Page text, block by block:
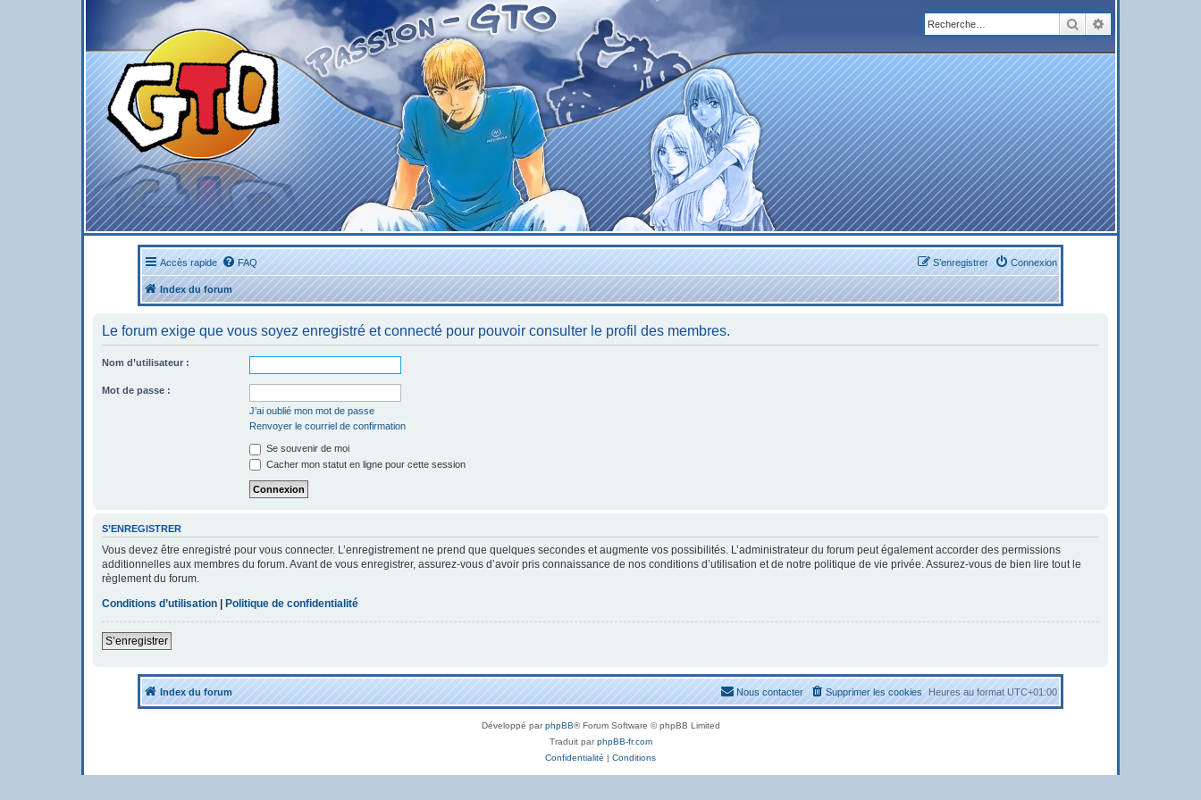
Rechercher
Accès rapide FAQ Connexion
S’enregistrer
Index du forum
Le forum exige que vous soyez enregistré et connecté pour pouvoir consulter le profil des membres.
Nom d’utilisateur :
Mot de passe :
J’ai oublié mon mot de passe
Renvoyer le courriel de confirmation
Se souvenir de moi
Cacher mon statut en ligne pour cette session
S’ENREGISTRER
Vous devez être enregistré pour vous connecter. L’enregistrement ne prend que quelques secondes et augmente vos possibilités. L’administrateur du forum peut également accorder des permissions
additionnelles aux membres du forum. Avant de vous enregistrer, assurez-vous d’avoir pris connaissance de nos conditions d’utilisation et de notre politique de vie privée. Assurez-vous de bien lire tout le
règlement du forum.
Conditions d’utilisation | Politique de confidentialité
S’enregistrer
Index du forum Heures au formatUTC+01:00
Supprimer les cookies
Nous contacter
Développé parphpBB® Forum Software © phpBB Limited
Traduit parphpBB-fr.com
Confidentialité | Conditions